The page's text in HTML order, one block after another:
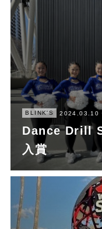
BLINK'S 2024.03.10
Dance Drill
入賞